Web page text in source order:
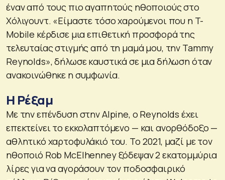
έναν από τους πιο αγαπητούς ηθοποιούς στο
Χόλιγουντ. «Είμαστε τόσο χαρούμενοι που η T-
Mobile κέρδισε μια επιθετική προσφορά της
τελευταίας στιγμής από τη μαμά μου, την Tammy
Reynolds», δήλωσε καυστικά σε μια δήλωση όταν
ανακοινώθηκε η συμφωνία.
Η Ρέξαμ
Με την επένδυση στην Alpine, ο Reynolds έχει
επεκτείνει το εκκολαπτόμενο — και ανορθόδοξο —
αθλητικό χαρτοφυλάκιό του. Το 2021, μαζί με τον
ηθοποιό Rob McElhenney ξόδεψαν 2 εκατομμύρια
λίρες για να αγοράσουν τον ποδοσφαιρικό